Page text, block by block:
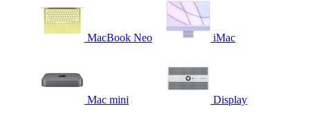
MacBook Neo iMac
Mac mini Display